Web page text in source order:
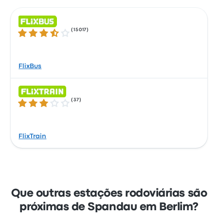
3.5 de 5 estrelas
(15017 )
FlixBus
3.0 de 5 estrelas
(37 )
FlixTrain
Que outras estações rodoviárias são
próximas de Spandau em Berlim?